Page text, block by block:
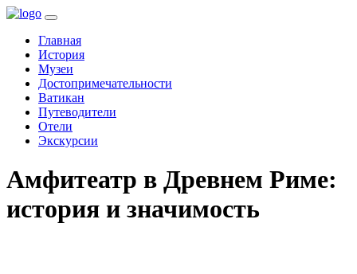
Главная(current)
История
Музеи
Достопримечательности
Ватикан
Путеводители
Отели
Экскурсии
Амфитеатр в Древнем Риме:
история и значимость